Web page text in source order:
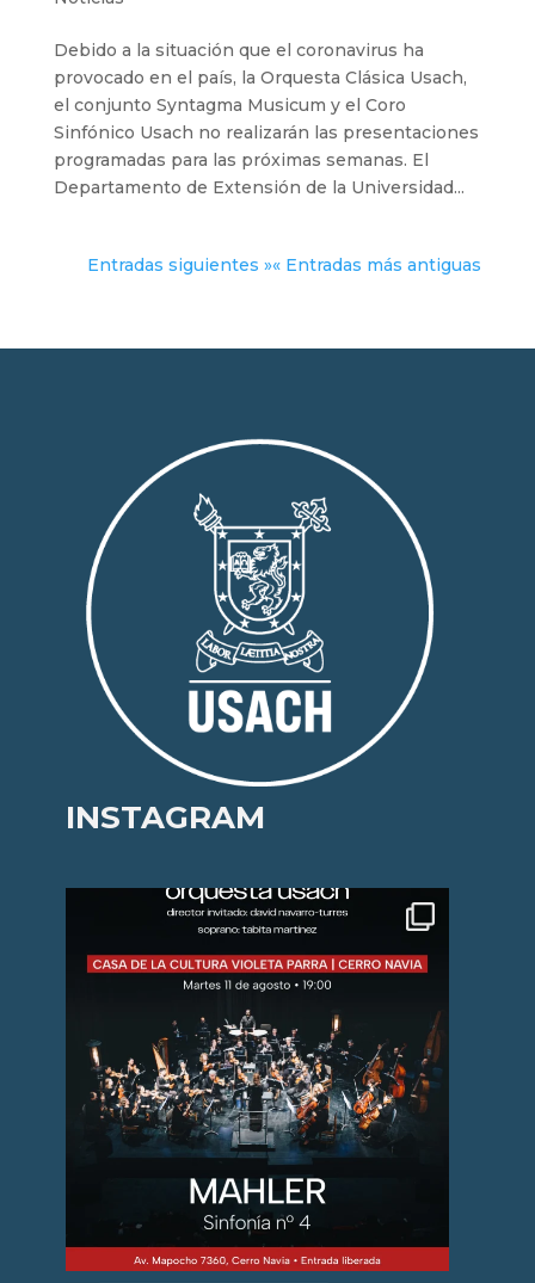
Debido a la situación que el coronavirus ha
provocado en el país, la Orquesta Clásica Usach,
el conjunto Syntagma Musicum y el Coro
Sinfónico Usach no realizarán las presentaciones
programadas para las próximas semanas. El
Departamento de Extensión de la Universidad...
« Entradas más antiguas
Entradas siguientes »
INSTAGRAM